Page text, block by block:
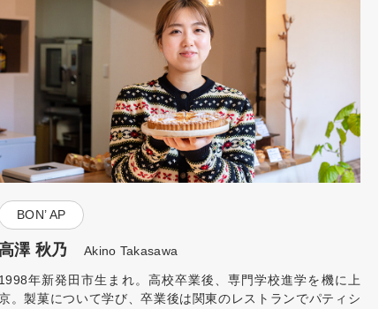
BON’ AP
澤 秋乃 Akino Takasawa
1998年新発田市生まれ。高校卒業後、専門学校進学を機に上
。製菓について学び、卒業後は関東のレストランでパティシ